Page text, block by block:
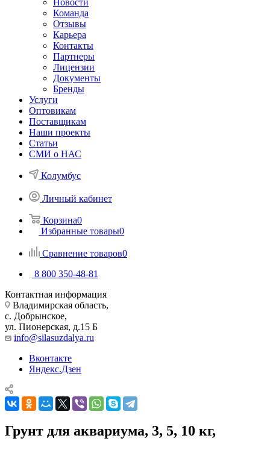
Команда
Отзывы
Карьера
Контакты
Партнеры
Лицензии
Документы
Бренды
Услуги
Оптовикам
Поставщикам
Наши проекты
Статьи
СМИ о НАС
Колумбус
Личный кабинет
Корзина0
Избранные товары0
Сравнение товаров0
8 800 350-48-81
Контактная информация
Владимирская область,
с. Добрынское,
ул. Пионерская, д.15 Б
info@silasuzdalya.ru
Вконтакте
Яндекс.Дзен
Грунт для аквариума, 3, 5, 10 кг,